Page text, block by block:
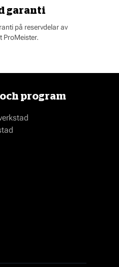
garanti
på reservdelar av
ProMeister.
program